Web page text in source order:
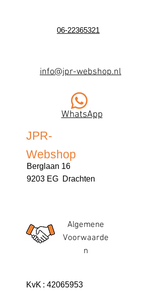
06-22365321
info@jpr-webshop.nl
WhatsApp
JPR-
Webshop
Berglaan 16
9203 EG Drachten
Algemene
Voorwaarde
n
KvK : 42065953